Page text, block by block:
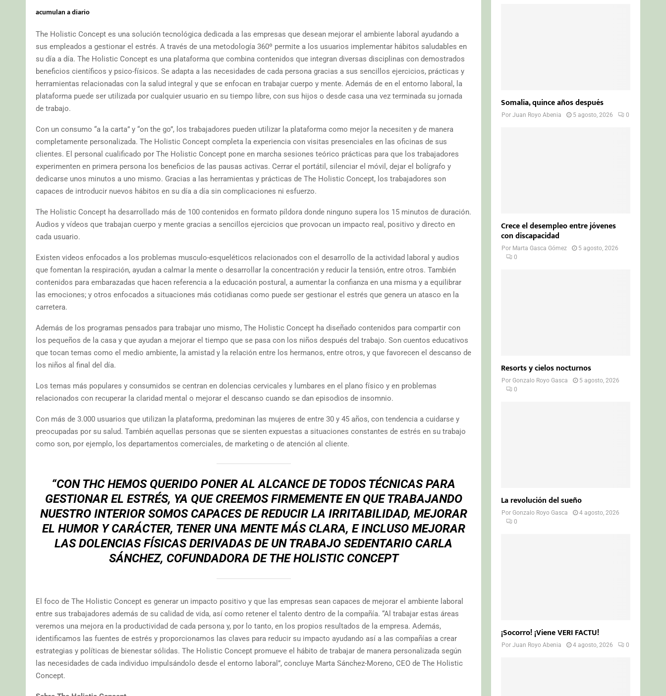
acumulan a diario
The Holistic Concept es una solución tecnológica dedicada a las empresas que desean mejorar el ambiente laboral ayudando a
sus empleados a gestionar el estrés. A través de una metodología 360º permite a los usuarios implementar hábitos saludables en
su día a día. The Holistic Concept es una plataforma que combina contenidos que integran diversas disciplinas con demostrados
beneficios científicos y psico-físicos. Se adapta a las necesidades de cada persona gracias a sus sencillos ejercicios, prácticas y
herramientas relacionadas con la salud integral y que se enfocan en trabajar cuerpo y mente. Además de en el entorno laboral, la
plataforma puede ser utilizada por cualquier usuario en su tiempo libre, con sus hijos o desde casa una vez terminada su jornada
de trabajo.
Con un consumo “a la carta” y “on the go”, los trabajadores pueden utilizar la plataforma como mejor la necesiten y de manera
completamente personalizada. The Holistic Concept completa la experiencia con visitas presenciales en las oficinas de sus
clientes. El personal cualificado por The Holistic Concept pone en marcha sesiones teórico prácticas para que los trabajadores
experimenten en primera persona los beneficios de las pausas activas. Cerrar el portátil, silenciar el móvil, dejar el bolígrafo y
dedicarse unos minutos a uno mismo. Gracias a las herramientas y prácticas de The Holistic Concept, los trabajadores son
capaces de introducir nuevos hábitos en su día a día sin complicaciones ni esfuerzo.
The Holistic Concept ha desarrollado más de 100 contenidos en formato píldora donde ninguno supera los 15 minutos de duración.
Audios y vídeos que trabajan cuerpo y mente gracias a sencillos ejercicios que provocan un impacto real, positivo y directo en
cada usuario.
Existen videos enfocados a los problemas musculo-esqueléticos relacionados con el desarrollo de la actividad laboral y audios
que fomentan la respiración, ayudan a calmar la mente o desarrollar la concentración y reducir la tensión, entre otros. También
contenidos para embarazadas que hacen referencia a la educación postural, a aumentar la confianza en una misma y a equilibrar
las emociones; y otros enfocados a situaciones más cotidianas como puede ser gestionar el estrés que genera un atasco en la
carretera.
Además de los programas pensados para trabajar uno mismo, The Holistic Concept ha diseñado contenidos para compartir con
los pequeños de la casa y que ayudan a mejorar el tiempo que se pasa con los niños después del trabajo. Son cuentos educativos
que tocan temas como el medio ambiente, la amistad y la relación entre los hermanos, entre otros, y que favorecen el descanso de
los niños al final del día.
Los temas más populares y consumidos se centran en dolencias cervicales y lumbares en el plano físico y en problemas
relacionados con recuperar la claridad mental o mejorar el descanso cuando se dan episodios de insomnio.
Con más de 3.000 usuarios que utilizan la plataforma, predominan las mujeres de entre 30 y 45 años, con tendencia a cuidarse y
preocupadas por su salud. También aquellas personas que se sienten expuestas a situaciones constantes de estrés en su trabajo
como son, por ejemplo, los departamentos comerciales, de marketing o de atención al cliente.
“CON THC HEMOS QUERIDO PONER AL ALCANCE DE TODOS TÉCNICAS PARA
GESTIONAR EL ESTRÉS, YA QUE CREEMOS FIRMEMENTE EN QUE TRABAJANDO
NUESTRO INTERIOR SOMOS CAPACES DE REDUCIR LA IRRITABILIDAD, MEJORAR
EL HUMOR Y CARÁCTER, TENER UNA MENTE MÁS CLARA, E INCLUSO MEJORAR
LAS DOLENCIAS FÍSICAS DERIVADAS DE UN TRABAJO SEDENTARIO CARLA
SÁNCHEZ, COFUNDADORA DE THE HOLISTIC CONCEPT
El foco de The Holistic Concept es generar un impacto positivo y que las empresas sean capaces de mejorar el ambiente laboral
entre sus trabajadores además de su calidad de vida, así como retener el talento dentro de la compañía. “Al trabajar estas áreas
veremos una mejora en la productividad de cada persona y, por lo tanto, en los propios resultados de la empresa. Además,
identificamos las fuentes de estrés y proporcionamos las claves para reducir su impacto ayudando así a las compañías a crear
estrategias y políticas de bienestar sólidas. The Holistic Concept promueve el hábito de trabajar de manera personalizada según
las necesidades de cada individuo impulsándolo desde el entorno laboral”, concluye Marta Sánchez-Moreno, CEO de The Holistic
Concept.
Somalia, quince años después
PorJuan Royo Abenia 5 agosto, 2026 0
Crece el desempleo entre jóvenes
con discapacidad
Por Marta Gasca Gómez
5 agosto, 2026
0
Resorts y cielos nocturnos
PorGonzalo Royo Gasca
5 agosto, 2026
0
La revolución del sueño
PorGonzalo Royo Gasca
4 agosto, 2026
0
¡Socorro! ¡Viene VERI FACTU!
PorJuan Royo Abenia 4 agosto, 2026 0